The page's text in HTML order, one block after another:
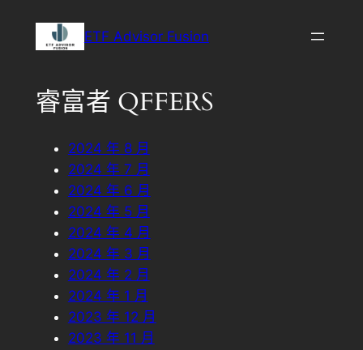
ETF Advisor Fusion
睿富者 QFFERS
2024 年 8 月
2024 年 7 月
2024 年 6 月
2024 年 5 月
2024 年 4 月
2024 年 3 月
2024 年 2 月
2024 年 1 月
2023 年 12 月
2023 年 11 月